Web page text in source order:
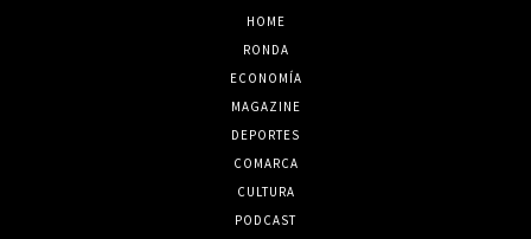
HOME
RONDA
ECONOMÍA
MAGAZINE
DEPORTES
COMARCA
CULTURA
PODCAST